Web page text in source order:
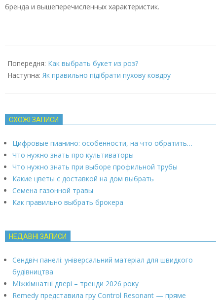
бренда и вышеперечисленных характеристик.
02-
09
Попередня: Как выбрать букет из роз?
Наступна: Як правильно підібрати пухову ковдру
СХОЖІ ЗАПИСИ
Цифровые пианино: особенности, на что обратить…
Что нужно знать про культиваторы
Что нужно знать при выборе профильной трубы
Какие цветы с доставкой на дом выбрать
Семена газонной травы
Как правильно выбрать брокера
НЕДАВНІ ЗАПИСИ
Сендвіч панелі: універсальний матеріал для швидкого
будівництва
Міжкімнатні двері – тренди 2026 року
Remedy представила гру Control Resonant — пряме